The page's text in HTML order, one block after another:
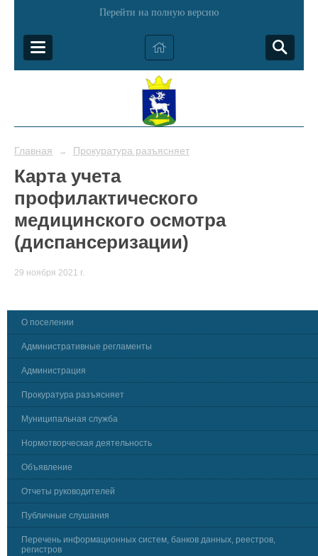
Перейти на полную версию
Главная → Прокуратура разъясняет
Карта учета
профилактического
медицинского осмотра
(диспансеризации)
29 ноября 2021 г.
О поселении
Административные регламенты
Администрация
Прокуратура разъясняет
Муниципальная служба
Нормотворческая деятельность
Объявление
Отчеты руководителей
Публичные слушания
Перечень информационных систем, банков данных, реестров,
регистров